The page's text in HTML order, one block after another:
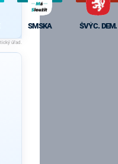
SMSKA ŠVÝC. DEM.